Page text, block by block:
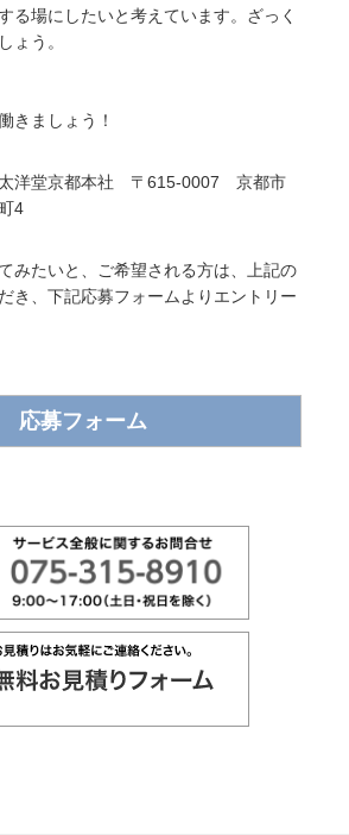
る場にしたいと考えています。ざっく
ょう。
きましょう！
洋堂京都本社 〒615-0007 京都市
4
みたいと、ご希望される方は、上記の
き、下記応募フォームよりエントリー
応募フォーム